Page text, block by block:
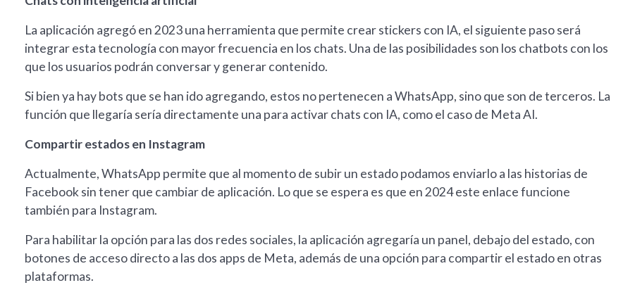
La aplicación agregó en 2023 una herramienta que permite crear stickers con IA, el siguiente paso será
integrar esta tecnología con mayor frecuencia en los chats. Una de las posibilidades son los chatbots con los
que los usuarios podrán conversar y generar contenido.
Si bien ya hay bots que se han ido agregando, estos no pertenecen a WhatsApp, sino que son de terceros. La
función que llegaría sería directamente una para activar chats con IA, como el caso de Meta AI.
Compartir estados en Instagram
Actualmente, WhatsApp permite que al momento de subir un estado podamos enviarlo a las historias de
Facebook sin tener que cambiar de aplicación. Lo que se espera es que en 2024 este enlace funcione
también para Instagram.
Para habilitar la opción para las dos redes sociales, la aplicación agregaría un panel, debajo del estado, con
botones de acceso directo a las dos apps de Meta, además de una opción para compartir el estado en otras
plataformas.